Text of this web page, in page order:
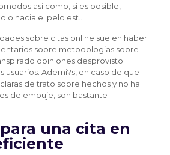
asi­ como, si es posible,
hacia el pelo est..
sobre citas online suelen haber
sobre metodologias sobre
opiniones desprovisto
usuarios. Ademi?s, en caso de que
de trato sobre hechos y no ha
de empuje, son bastante
una cita en